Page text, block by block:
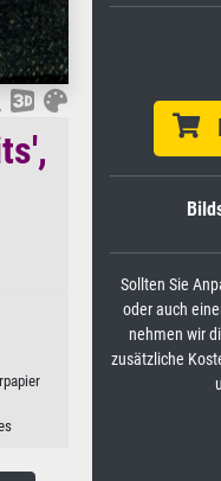
Sollten Sie
oder auch
nehmen wir
zusätzliche